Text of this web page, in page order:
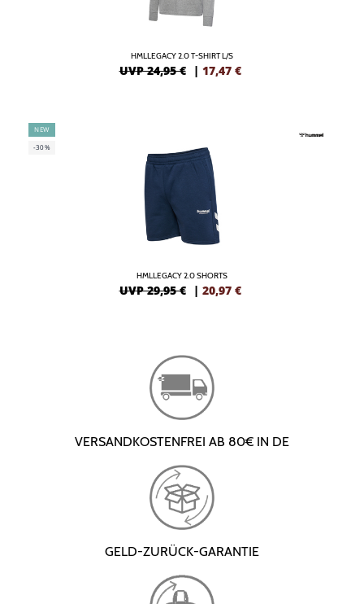
HMLLEGACY 2.0 T-SHIRT L/S
UVP 24,95 € | 17,47 €
NEW
-30%
HMLLEGACY 2.0 SHORTS
UVP 29,95 € | 20,97 €
VERSANDKOSTENFREI AB 80€ IN DE
GELD-ZURÜCK-GARANTIE